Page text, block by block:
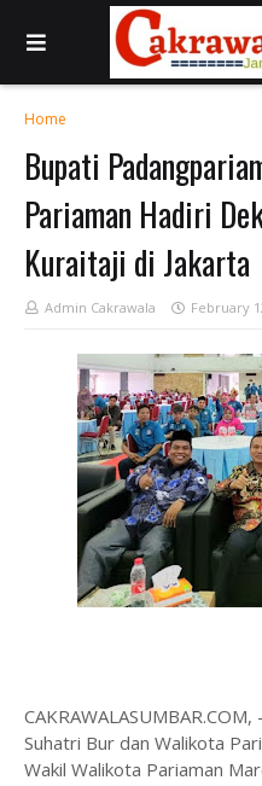
Home
Bupati
Pariaman Hadiri
Kuraitaji di Jakarta
Admin Cakrawala February
Suhatri Bur dan Walikota
Wakil Walikota Pariaman